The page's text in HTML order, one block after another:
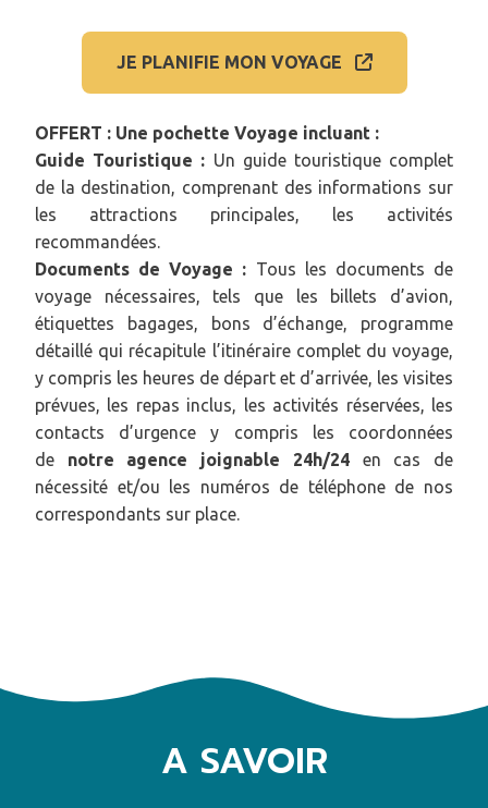
JE PLANIFIE MON VOYAGE
OFFERT : Une pochette Voyage incluant :
Guide Touristique : Un guide touristique complet
de la destination, comprenant des informations sur
les attractions principales, les activités
recommandées.
Documents de Voyage : Tous les documents de
voyage nécessaires, tels que les billets d’avion,
étiquettes bagages, bons d’échange, programme
détaillé qui récapitule l’itinéraire complet du voyage,
y compris les heures de départ et d’arrivée, les visites
prévues, les repas inclus, les activités réservées, les
contacts d’urgence y compris les coordonnées
de notre agence joignable 24h/24en cas de
nécessité et/ou les numéros de téléphone de nos
correspondants sur place.
A SAVOIR